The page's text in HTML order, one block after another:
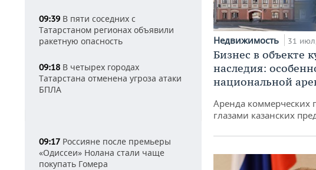
09:39 В пяти соседних с
Татарстаном регионах объявили
ракетную опасность
09:18 В четырех городах
Татарстана отменена угроза атаки
БПЛА
09:17 Россияне после премьеры
«Одиссеи» Нолана стали чаще
покупать Гомера
Недвижимость 31
Бизнес в объекте
наследия:
национальной
Аренда
глазами казанских